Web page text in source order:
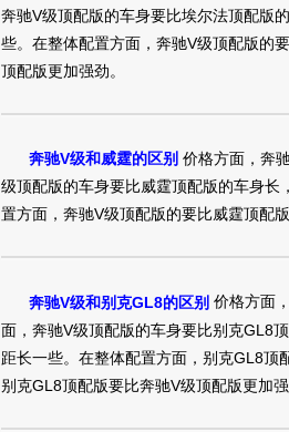
奔驰V级顶配版的车身要比埃尔法顶配版
些。在整体配置方面，奔驰V级顶配版的
顶配版更加强劲。
奔驰V级和威霆的区别 价格方面，奔
级顶配版的车身要比威霆顶配版的车身
置方面，奔驰V级顶配版的要比威霆顶配
奔驰V级和别克GL8的区别 价格方面
面，奔驰V级顶配版的车身要比别克GL8
距长一些。在整体配置方面，别克GL8顶
别克GL8顶配版要比奔驰V级顶配版更加